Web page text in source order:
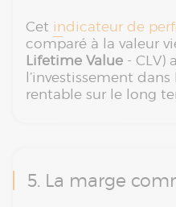
Cet indicateur de
comparé à la valeur
Lifetime Value - CLV)
l’investissement
rentable sur le long
5. La marge